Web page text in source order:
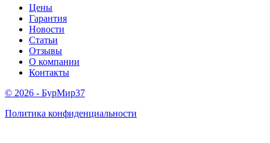
Цены
Гарантия
Новости
Статьи
Отзывы
О компании
Контакты
© 2026 - БурМир37
Политика конфиденциальности